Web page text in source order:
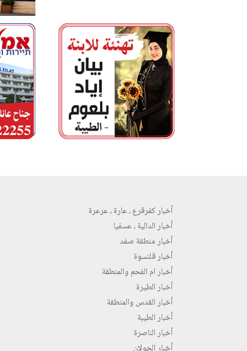
أخبار كفرقرع ، عارة ، عرعرة
أخبار الدالية ، عسفيا
أخبار منطقة صفد
أخبار قلنسوة
أخبار ام الفحم والمنطقة
أخبار الطيرة
أخبار القدس والمنطقة
أخبار الطيبة
أخبار الناصرة